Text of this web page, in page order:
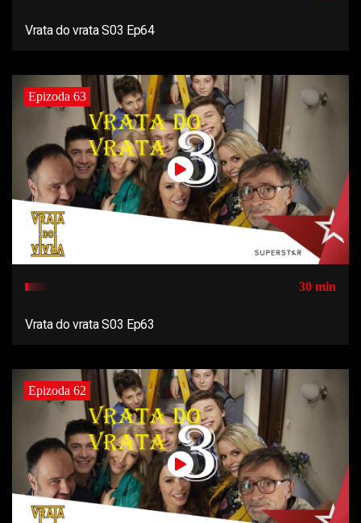
Vrata do vrata S03 Ep64
Epizoda 63
30 min
Vrata do vrata S03 Ep63
Epizoda 62